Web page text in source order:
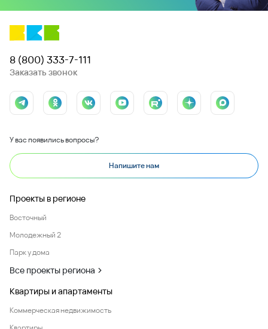
8 (800) 333-7-111
Заказать звонок
У вас появились вопросы?
Напишите нам
Проекты в регионе
Восточный
Молодежный 2
Парк у дома
Все проекты региона
Квартиры и апартаменты
Коммерческая недвижимость